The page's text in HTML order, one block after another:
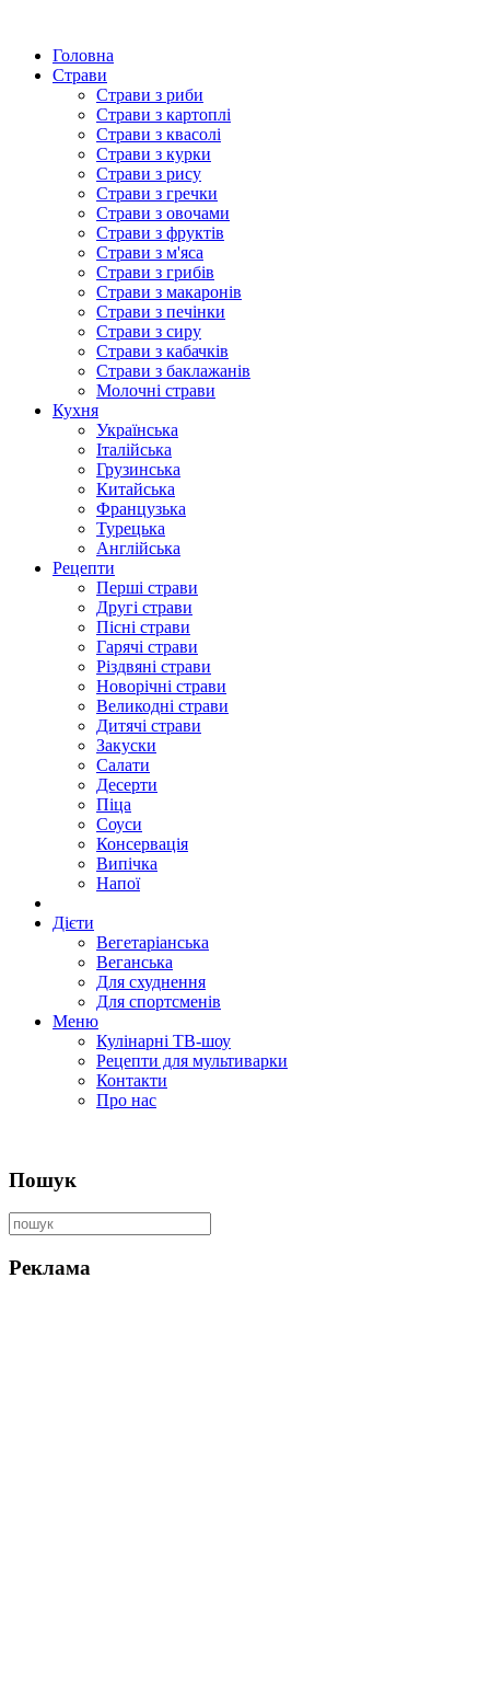
Головна
Страви
Страви з риби
Страви з картоплі
Страви з квасолі
Страви з курки
Страви з рису
Страви з гречки
Страви з овочами
Страви з фруктів
Страви з м'яса
Страви з грибів
Страви з макаронів
Страви з печінки
Страви з сиру
Страви з кабачків
Страви з баклажанів
Молочні страви
Кухня
Українська
Італійська
Грузинська
Китайська
Французька
Турецька
Англійська
Рецепти
Перші страви
Другі страви
Пісні страви
Гарячі страви
Різдвяні страви
Новорічні страви
Великодні страви
Дитячі страви
Закуски
Салати
Десерти
Піца
Соуси
Консервація
Випічка
Напої
Дієти
Вегетаріанська
Веганська
Для схуднення
Для спортсменів
Меню
Кулінарні ТВ-шоу
Рецепти для мультиварки
Контакти
Про нас
Пошук
Реклама